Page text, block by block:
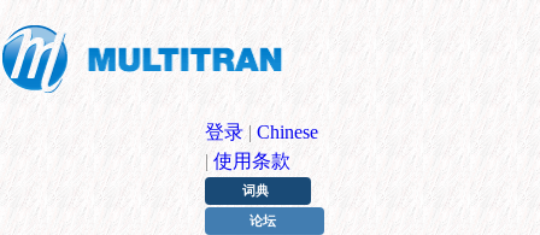
登录 | Chinese
| 使用条款
词典
论坛